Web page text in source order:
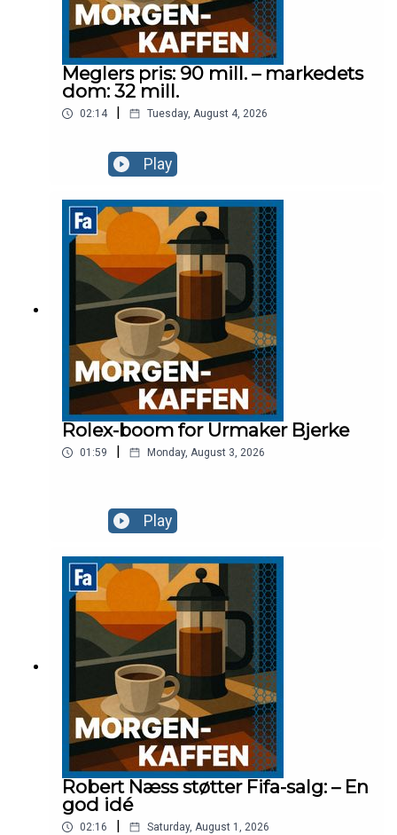
Meglers pris: 90 mill. – markedets
dom: 32 mill.
02:14 Tuesday, August 4, 2026
Play
Rolex-boom for Urmaker Bjerke
01:59 Monday, August 3, 2026
Play
Robert Næss støtter Fifa-salg: – En
god idé
02:16 Saturday, August 1, 2026